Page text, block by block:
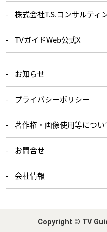
株式会社T.S.コンサルティ
TVガイドWeb公式X
お知らせ
プライバシーポリシー
著作権・画像使用等につい
お問合せ
会社情報
Copyright © TV